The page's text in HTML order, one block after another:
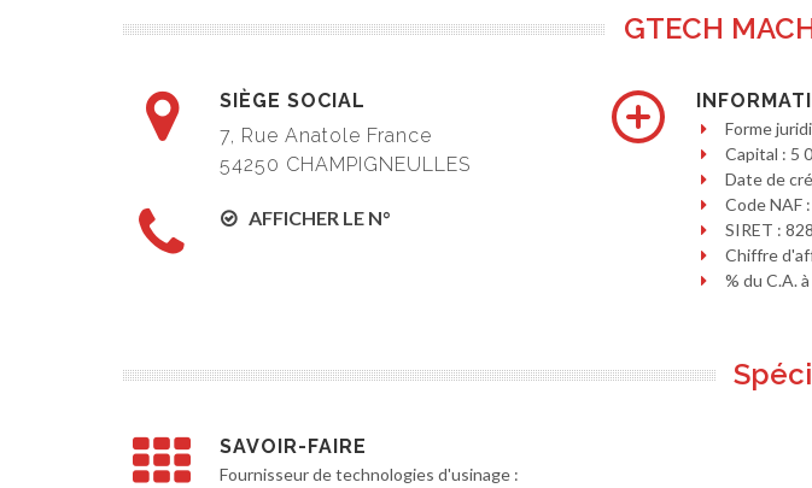
GTECH
SIÈGE SOCIAL
7, Rue Anatole France
54250 CHAMPIGNEULLES
AFFICHER LE N°
Forme
Capital : 5
Date de
Code NAF
SIRET :
Chiffre
% du C.A.
SAVOIR-FAIRE
Fournisseur de technologies d'usinage :